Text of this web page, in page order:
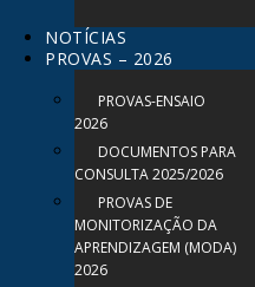
NOTÍCIAS
PROVAS – 2026
PROVAS-ENSAIO
2026
DOCUMENTOS PARA
CONSULTA 2025/2026
PROVAS DE
MONITORIZAÇÃO DA
APRENDIZAGEM (MODA)
2026